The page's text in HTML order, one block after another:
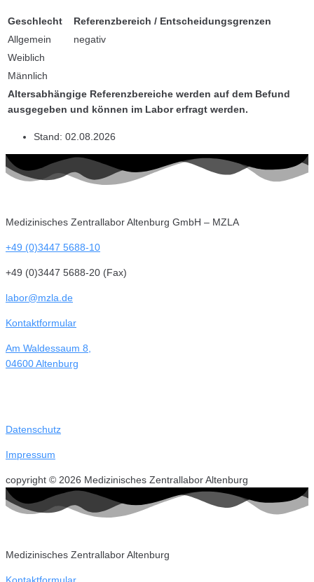
Geschlecht Referenzbereich / Entscheidungsgrenzen
Altersabhängige Referenzbereiche werden auf dem Befund
ausgegeben und können im Labor erfragt werden.
Allgemein
negativ
Weiblich
Männlich
Stand: 02.08.2026
Medizinisches Zentrallabor Altenburg GmbH – MZLA
+49 (0)3447 5688-10
+49 (0)3447 5688-20 (Fax)
labor@mzla.de
Kontaktformular
Am Waldessaum 8,
04600 Altenburg
Datenschutz
Impressum
copyright © 2026 Medizinisches Zentrallabor Altenburg
Medizinisches Zentrallabor Altenburg
Kontaktformular